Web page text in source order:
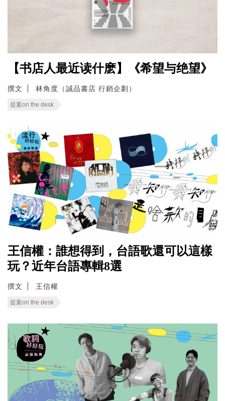
【书店人最近读什麽】《希望与绝望》
撰文 林角度（誠品書店 行銷企劃）
提案on the desk
王信權：誰想得到，台語歌還可以這樣
玩？近年台語專輯8選
撰文 王信權
提案on the desk